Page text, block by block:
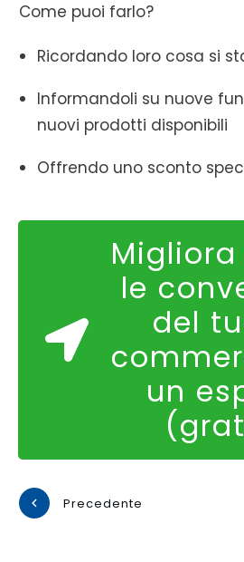
Come puoi farlo?
Ricordando loro cosa si
Informandoli su nuove
nuovi prodotti disponibili
Offrendo uno sconto
le
del
un
Precedente